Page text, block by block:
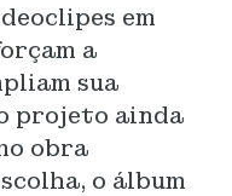
em
a
sua
projeto ainda
obra
o álbum